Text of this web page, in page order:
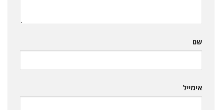
שם
אימייל